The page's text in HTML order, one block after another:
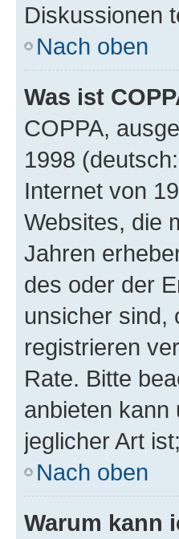
Diskussionen
Nach oben
Was ist
COPPA,
1998
Internet von
Websites, die
Jahren
des oder der
unsicher sind,
registrieren
Rate. Bitte
anbieten kann
jeglicher Art
Nach oben
Warum kann